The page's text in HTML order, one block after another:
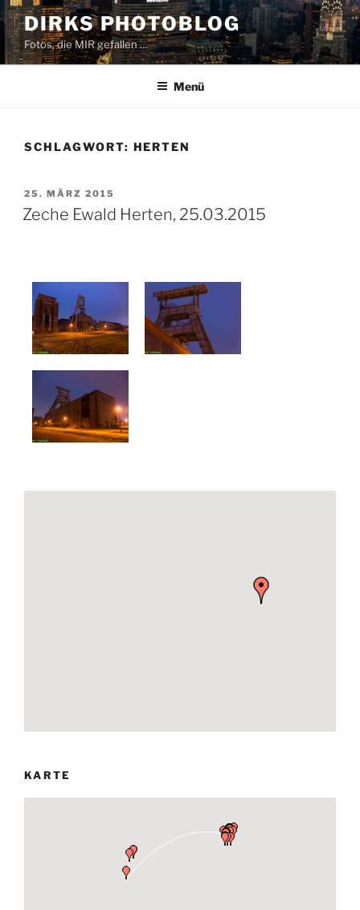
Zum
Inhalt
springen
DIRKS PHOTOBLOG
Fotos, die MIR gefallen …
Menü
SCHLAGWORT: HERTEN
VERÖFFENTLICHT
AM
25. MÄRZ 2015
Zeche Ewald Herten, 25.03.2015
KARTE